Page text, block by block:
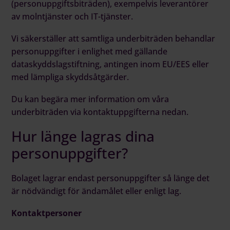
(personuppgiftsbiträden), exempelvis leverantörer
av molntjänster och IT-tjänster.
Vi säkerställer att samtliga underbiträden behandlar
personuppgifter i enlighet med gällande
dataskyddslagstiftning, antingen inom EU/EES eller
med lämpliga skyddsåtgärder.
Du kan begära mer information om våra
underbiträden via kontaktuppgifterna nedan.
Hur länge lagras dina
personuppgifter?
Bolaget lagrar endast personuppgifter så länge det
är nödvändigt för ändamålet eller enligt lag.
Kontaktpersoner